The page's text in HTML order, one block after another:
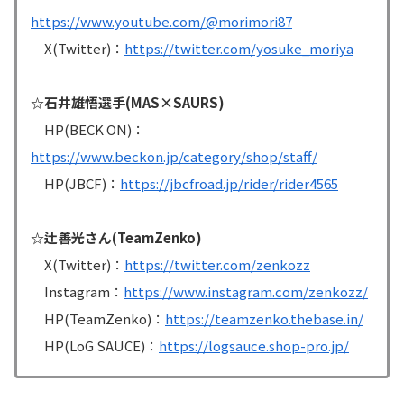
https://www.youtube.com/@morimori87
X(Twitter)： https://twitter.com/yosuke_moriya
☆石井雄悟選手(MAS×SAURS)
HP(BECK ON)：
https://www.beckon.jp/category/shop/staff/
HP(JBCF)： https://jbcfroad.jp/rider/rider4565
☆辻善光さん(TeamZenko)
X(Twitter)： https://twitter.com/zenkozz
Instagram： https://www.instagram.com/zenkozz/
HP(TeamZenko)： https://teamzenko.thebase.in/
HP(LoG SAUCE)： https://logsauce.shop-pro.jp/